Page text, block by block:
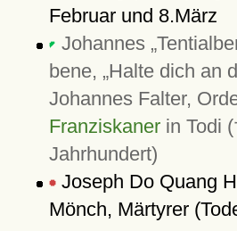
Februar und 8.März
Johannes
bene, Halte dich an
Johannes Falter,
Franziskanerin Todi
Jahrhundert)
Joseph Do Quang
Mönch, Märtyrer